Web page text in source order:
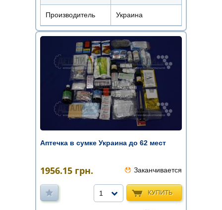
Производитель Украина
Аптечка в сумке Украина до 62 мест
1956.15 грн. Заканчивается
КУПИТЬ
1